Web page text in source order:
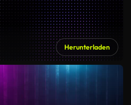
Herunterladen